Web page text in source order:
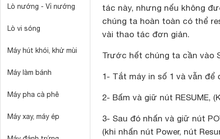
Lò nướng - Vỉ nướng
Lò vi sóng
Máy hút khói, khử mùi
Máy làm bánh
Máy pha cà phê
Máy xay, máy ép
tác này, nhưng nếu không
chúng ta hoàn toàn có thể
vài thao tác đơn giản.
Trước hết chúng ta cần vào
1- Tắt máy in số 1 và vẫn để
2- Bấm và giữ nút RESUME,
3- Sau đó nhấn và giữ nút
(khi nhấn nút Power, nút